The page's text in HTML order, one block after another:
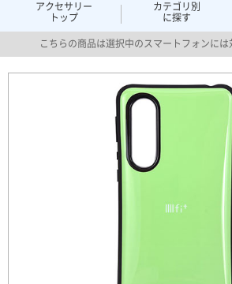
アクセサリー
トップ
カテゴリ別
に探す
こちらの商品は選択中のスマートフォンには